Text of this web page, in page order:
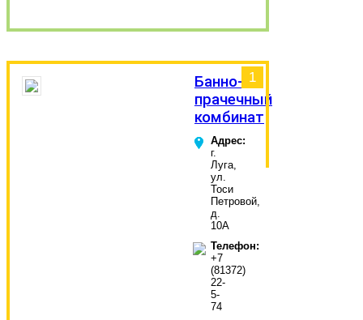
1
Банно-
прачечный
комбинат
Адрес:
г.
Луга,
ул.
Тоси
Петровой,
д.
10А
Телефон:
+7
(81372)
22-
5-
74